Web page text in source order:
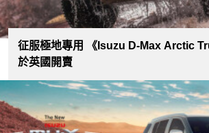
征服極地專用 《Isuzu D-Max Arctic
於英國開賣